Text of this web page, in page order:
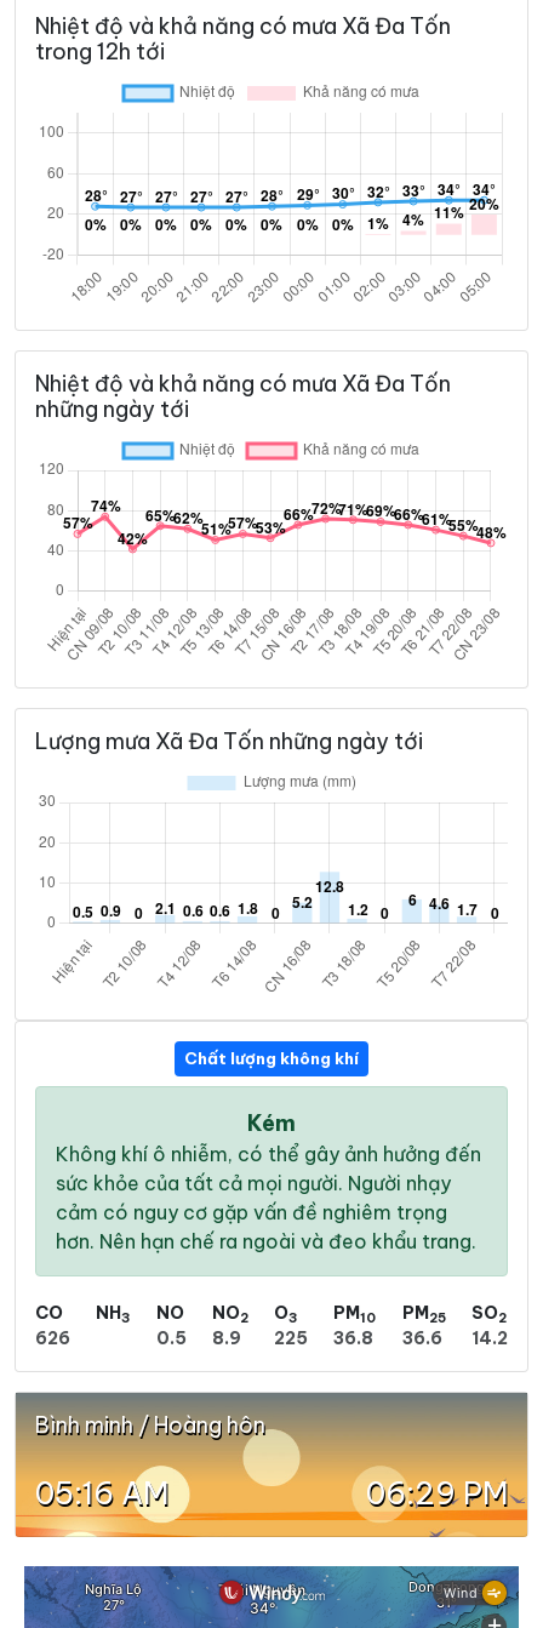
Nhiệt độ và khả năng có mưa Xã Đa Tốn
trong 12h tới
Nhiệt độ và khả năng có mưa Xã Đa Tốn
những ngày tới
Lượng mưa Xã Đa Tốn những ngày tới
Chất lượng không khí
Kém
Không khí ô nhiễm, có thể gây ảnh hưởng đến
sức khỏe của tất cả mọi người. Người nhạy
cảm có nguy cơ gặp vấn đề nghiêm trọng
hơn. Nên hạn chế ra ngoài và đeo khẩu trang.
CO
626
NH3
NO
0.5
NO2
8.9
O3
225
PM10
36.8
PM25
36.6
SO2
14.2
Bình minh / Hoàng hôn
05:16 AM 06:29 PM